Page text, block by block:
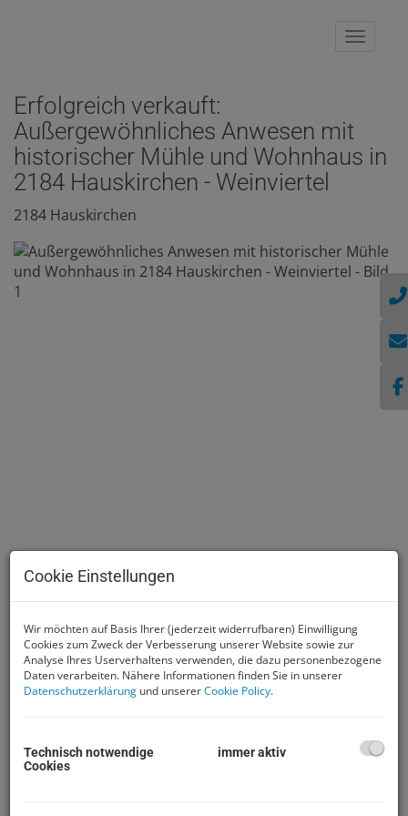
Erfolgreich verkauft:
Außergewöhnliches Anwesen mit
historischer Mühle und Wohnhaus in
2184 Hauskirchen - Weinviertel
2184 Hauskirchen
Beschreibung
Grundstück von 5.590 m² und dem sensationellen
und einmaligen Ausblick vom Dachboden.
Cookie Einstellungen
Wir möchten auf Basis Ihrer (jederzeit widerrufbaren) Einwilligung
Cookies zum Zweck der Verbesserung unserer Website sowie zur
Analyse Ihres Userverhaltens verwenden, die dazu personenbezogene
Daten verarbeiten. Nähere Informationen finden Sie in unserer
Datenschutzerklärung und unsererCookie Policy.
Technisch notwendige
Cookies
immer aktiv